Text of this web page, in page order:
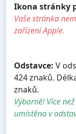
Ikona stránky
Vaše stránka
zařízení Apple.
Odstavce: V
424 znaků.
znaků.
Výborně! Více
umístěna v